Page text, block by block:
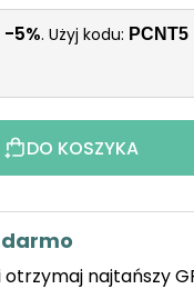
-5%. Użyj kodu: PCNT5
DO KOSZYKA
darmo
najtańszy